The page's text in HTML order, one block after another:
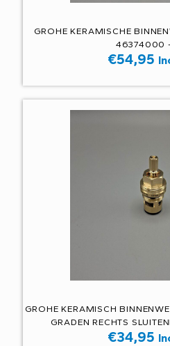
GROHE KERAMISCHE
46374000
€54,95
GROHE KERAMISCH
GRADEN RECHTS
€34,95